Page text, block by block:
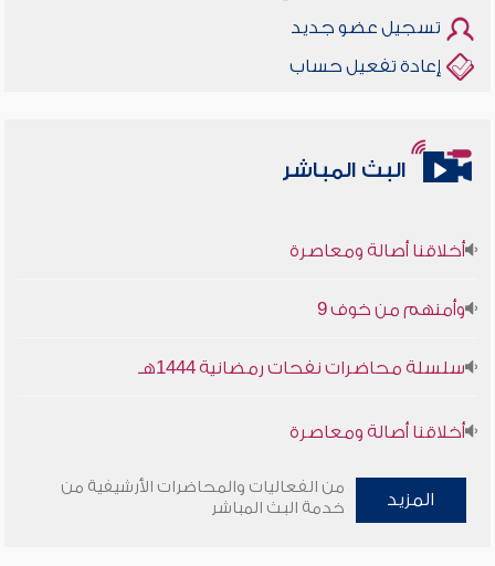
تسجيل عضو جديد
إعادة تفعيل حساب
البث المباشر
أخلاقنا أصالة ومعاصرة
وأمنهم من خوف 9
أخلاقنا أصالة ومعاصرة
وأمنهم من خوف 9
المزيد
من الفعاليات والمحاضرات الأرشيفية من
خدمة البث المباشر